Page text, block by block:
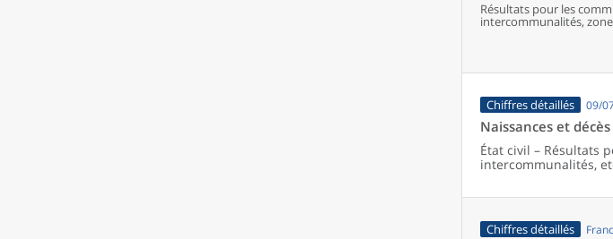
Résultats pour les
intercommunalités,
Chiffres détaillés 09/
Naissances et
État civil – Résultats
intercommunalités,
Chiffres détaillés